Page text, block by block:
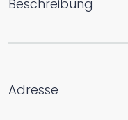
Beschreibung
Adresse